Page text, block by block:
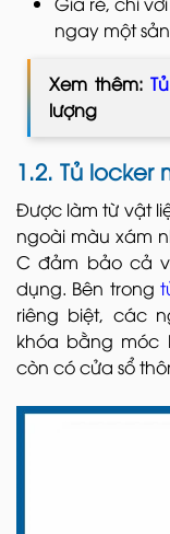
ngay một
Xem thêm:
lượng
1.2. Tủ locker
Được làm từ vật
ngoài màu xám
C đảm bảo cả
dụng. Bên trong
riêng biệt, các
khóa bằng móc
còn có cửa sổ